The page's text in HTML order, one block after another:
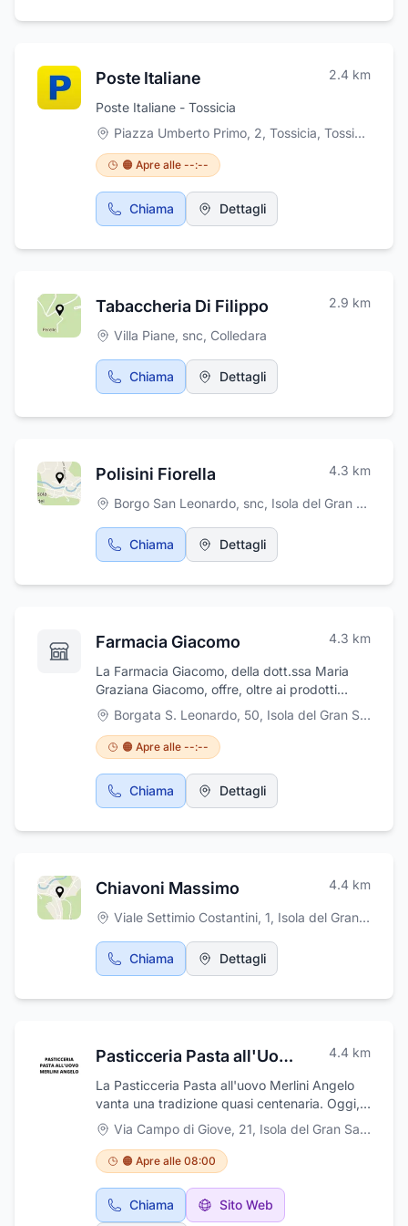
Poste Italiane 2.4 km
Poste Italiane - Tossicia
Piazza Umberto Primo, 2, Tossicia, Tossicia
🟠 Apre alle --:--
Chiama Dettagli
Tabaccheria Di Filippo 2.9 km
Villa Piane, snc, Colledara
Chiama Dettagli
Polisini Fiorella 4.3 km
Borgo San Leonardo, snc, Isola del Gran Sasso d'Italia
Chiama Dettagli
Farmacia Giacomo 4.3 km
La Farmacia Giacomo, della dott.ssa Maria
Graziana Giacomo, offre, oltre ai prodotti
farmaceutici di base, medicinali omeopatici,
prodotti galenici ed un vasto assortimento di
prodotti per la cosmetica e l'igiene. Presso la
farmacia avrete la possibilità di effettuare test
di autoanalisi come il controllo della glicemia,
del colesterolo e dei trigliceridi, misurazione
pelle. Il personale, altamente qualificato e
consigli.
Borgata S. Leonardo, 50, Isola del Gran Sasso d'Italia
🟠 Apre alle --:--
Chiama Dettagli
Chiavoni Massimo 4.4 km
Viale Settimio Costantini, 1, Isola del Gran Sasso d'Italia
Chiama Dettagli
Pasticceria Pasta all'Uovo Merlini Angelo 4.4 km
La Pasticceria Pasta all'uovo Merlini Angelo
vanta una tradizione quasi centenaria. Oggi,
Angelo e sua moglie Rosvelta, portano avanti
questa lunga tradizione familiare, con la
collaborazione dei figli e di validi collaboratori.
Specializzati nella produzione di pasta
all'uovo, nella realizzazione di torte
fantasiose, pasticceria secca e tanto altro. Da
Via Campo di Giove, 21, Isola del Gran Sasso d'Italia
🟠 Apre alle 08:00
Chiama Sito Web